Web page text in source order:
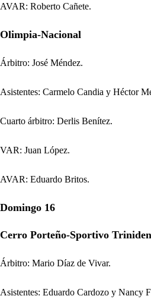
AVAR: Roberto Cañete.
Olimpia-Nacional
Árbitro: José Méndez.
Asistentes: Carmelo Candia y Héctor
Cuarto árbitro: Derlis Benítez.
VAR: Juan López.
AVAR: Eduardo Britos.
Domingo 16
Cerro Porteño-Sportivo
Árbitro: Mario Díaz de Vivar.
Asistentes: Eduardo Cardozo y Nancy